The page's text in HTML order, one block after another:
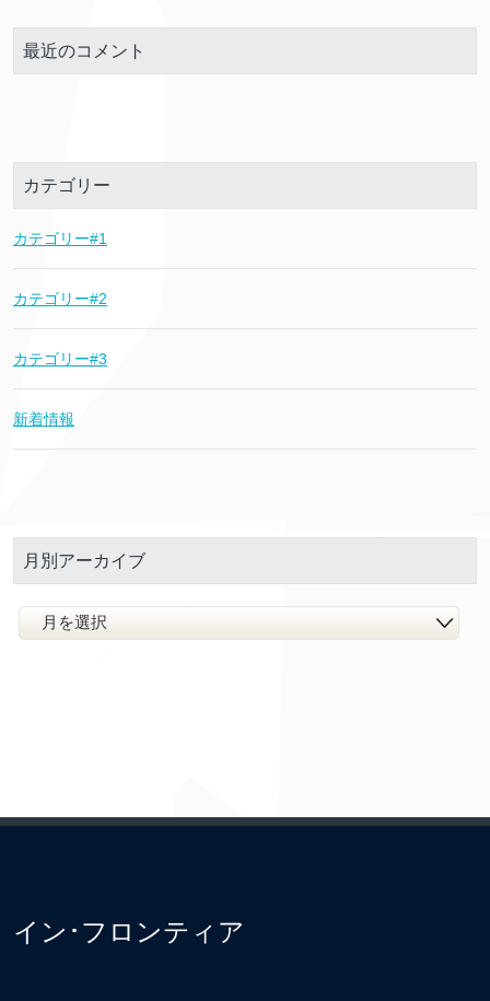
最近のコメント
カテゴリー
カテゴリー#1
カテゴリー#2
カテゴリー#3
新着情報
月別アーカイブ
イン･フロンティア